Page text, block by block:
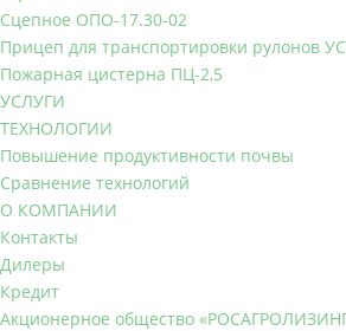
Сцепное ОПО-17.30-02
Прицеп для транспортировки рулонов
Пожарная цистерна ПЦ-2,5
УСЛУГИ
ТЕХНОЛОГИИ
Повышение продуктивности почвы
Сравнение технологий
О КОМПАНИИ
Контакты
Дилеры
Кредит
Акционерное общество